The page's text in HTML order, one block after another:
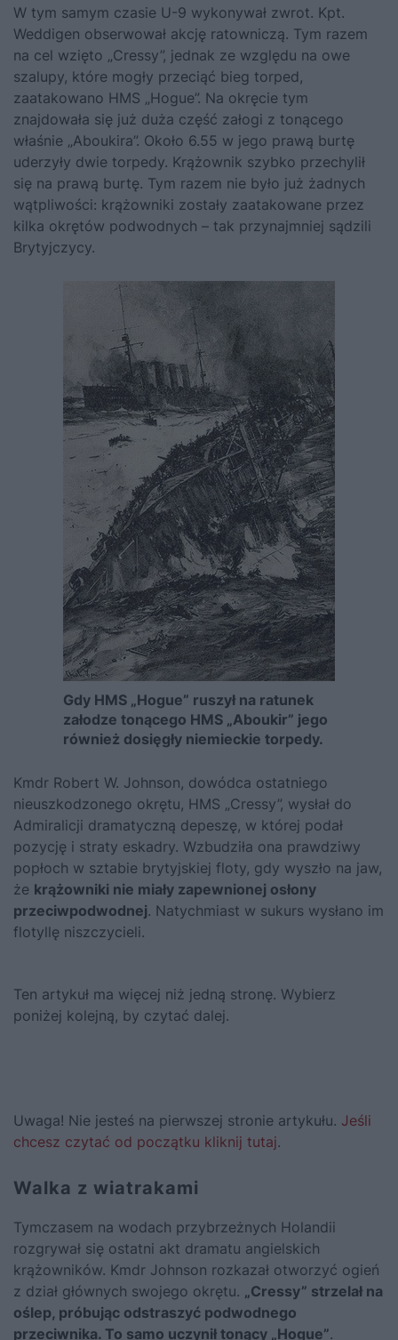
W tym samym czasie U-9 wykonywał zwrot. Kpt.
Weddigen obserwował akcję ratowniczą. Tym razem
na cel wzięto „Cressy”, jednak ze względu na owe
szalupy, które mogły przeciąć bieg torped,
zaatakowano HMS „Hogue”. Na okręcie tym
znajdowała się już duża część załogi z tonącego
właśnie „Aboukira”. Około 6.55 w jego prawą burtę
uderzyły dwie torpedy. Krążownik szybko przechylił
się na prawą burtę. Tym razem nie było już żadnych
wątpliwości: krążowniki zostały zaatakowane przez
kilka okrętów podwodnych – tak przynajmniej sądzili
Brytyjczycy.
Gdy HMS „Hogue” ruszył na ratunek
załodze tonącego HMS „Aboukir” jego
również dosięgły niemieckie torpedy.
Kmdr Robert W. Johnson, dowódca ostatniego
nieuszkodzonego okrętu, HMS „Cressy”, wysłał do
Admiralicji dramatyczną depeszę, w której podał
pozycję i straty eskadry. Wzbudziła ona prawdziwy
popłoch w sztabie brytyjskiej floty, gdy wyszło na jaw,
że krążowniki nie miały zapewnionej osłony
przeciwpodwodnej. Natychmiast w sukurs wysłano im
flotyllę niszczycieli.
Ten artykuł ma więcej niż jedną stronę. Wybierz
poniżej kolejną, by czytać dalej.
Uwaga! Nie jesteś na pierwszej stronie artykułu. Jeśli
chcesz czytać od początku kliknij tutaj.
Walka z wiatrakami
Tymczasem na wodach przybrzeżnych Holandii
rozgrywał się ostatni akt dramatu angielskich
krążowników. Kmdr Johnson rozkazał otworzyć ogień
z dział głównych swojego okrętu. „Cressy” strzelał na
oślep, próbując odstraszyć podwodnego
przeciwnika. To samo uczynił tonący „Hogue”.